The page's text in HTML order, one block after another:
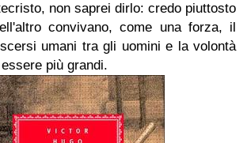
non saprei dirlo: credo piuttosto
convivano, come una forza, il
umani tra gli uomini e la volontà
più grandi.